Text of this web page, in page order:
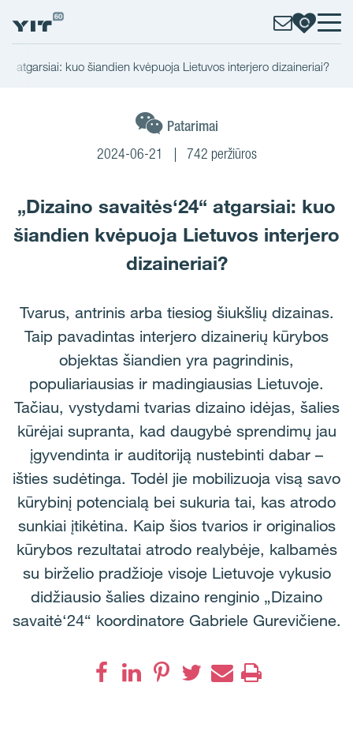
atgarsiai: kuo šiandien kvėpuoja Lietuvos interjero dizaineriai?
Patarimai
2024-06-21 742 peržiūros
„Dizaino savaitės‘24“ atgarsiai: kuo
šiandien kvėpuoja Lietuvos interjero
dizaineriai?
Tvarus, antrinis arba tiesiog šiukšlių dizainas.
Taip pavadintas interjero dizainerių kūrybos
objektas šiandien yra pagrindinis,
populiariausias ir madingiausias Lietuvoje.
Tačiau, vystydami tvarias dizaino idėjas, šalies
kūrėjai supranta, kad daugybė sprendimų jau
įgyvendinta ir auditoriją nustebinti dabar –
išties sudėtinga. Todėl jie mobilizuoja visą savo
kūrybinį potencialą bei sukuria tai, kas atrodo
sunkiai įtikėtina. Kaip šios tvarios ir originalios
kūrybos rezultatai atrodo realybėje, kalbamės
su birželio pradžioje visoje Lietuvoje vykusio
didžiausio šalies dizaino renginio „Dizaino
savaitė‘24“ koordinatore Gabriele Gurevičiene.